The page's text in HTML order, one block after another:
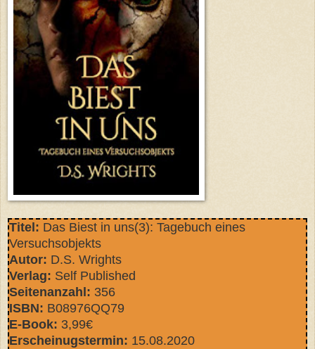
Titel: Das Biest in uns(3): Tagebuch eines
Versuchsobjekts
Autor: D.S. Wrights
Verlag: Self Published
Seitenanzahl: 356
ISBN: B08976QQ79
E-Book: 3,99€
Erscheinugstermin: 15.08.2020